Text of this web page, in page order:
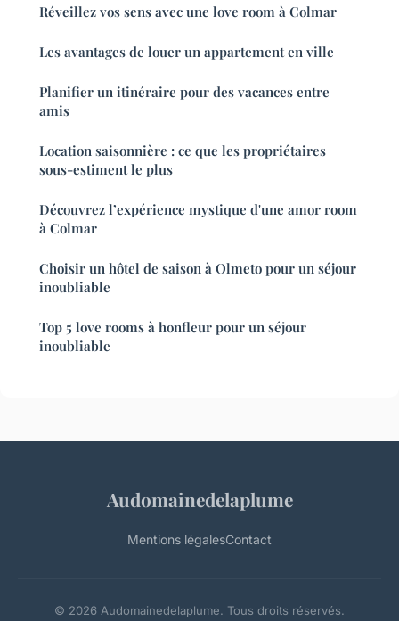
Réveillez vos sens avec une love room à Colmar
Les avantages de louer un appartement en ville
Planifier un itinéraire pour des vacances entre
amis
Location saisonnière : ce que les propriétaires
sous-estiment le plus
Découvrez l’expérience mystique d'une amor room
à Colmar
Choisir un hôtel de saison à Olmeto pour un séjour
inoubliable
Top 5 love rooms à honfleur pour un séjour
inoubliable
Audomainedelaplume
Mentions légalesContact
© 2026 Audomainedelaplume. Tous droits réservés.